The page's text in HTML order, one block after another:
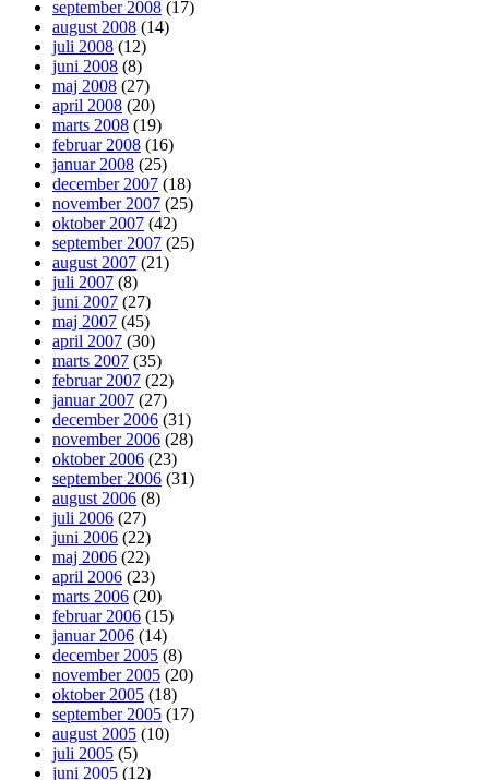
september 2008 (17)
august 2008 (14)
juli 2008 (12)
juni 2008 (8)
maj 2008 (27)
april 2008 (20)
marts 2008 (19)
februar 2008 (16)
januar 2008 (25)
december 2007 (18)
november 2007 (25)
oktober 2007 (42)
september 2007 (25)
august 2007 (21)
juli 2007 (8)
juni 2007 (27)
maj 2007 (45)
april 2007 (30)
marts 2007 (35)
februar 2007 (22)
januar 2007 (27)
december 2006 (31)
november 2006 (28)
oktober 2006 (23)
september 2006 (31)
august 2006 (8)
juli 2006 (27)
juni 2006 (22)
maj 2006 (22)
april 2006 (23)
marts 2006 (20)
februar 2006 (15)
januar 2006 (14)
december 2005 (8)
november 2005 (20)
oktober 2005 (18)
september 2005 (17)
august 2005 (10)
juli 2005 (5)
juni 2005 (12)